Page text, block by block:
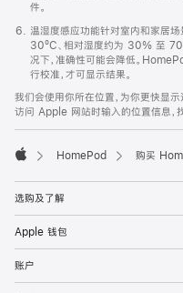
件。
温湿度感应功能针对室内和家居
30ºC、相对湿度约为 30% 至
况下，准确性可能会降低。
行校准，才可显示结果。
我们会使用你所在位置，为你更快显
访问 Apple 网站时输入的位置信息，
HomePod 购买
选购及了解
Apple 钱包
账户